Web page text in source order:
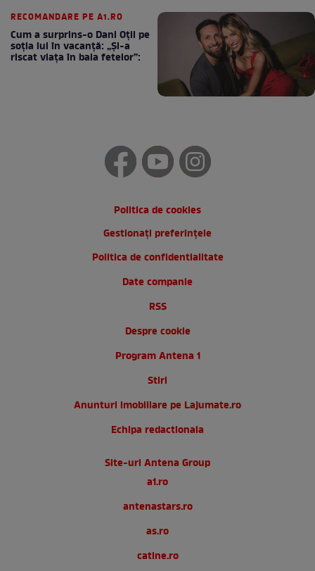
RECOMANDARE PE A1.RO
Cum a surprins-o Dani Oțil pe
soția lui în vacanță: „Și-a
riscat viața în baia fetelor”:
Politica de cookies
Gestionați preferințele
Politica de confidentialitate
Date companie
RSS
Despre cookie
Program Antena 1
Stiri
Anunturi imobiliare pe Lajumate.ro
Echipa redactionala
Site-uri Antena Group
a1.ro
antenastars.ro
as.ro
catine.ro